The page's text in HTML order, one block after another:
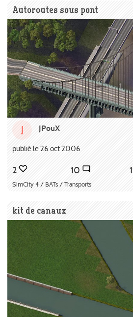
Autoroutes sous pont
J JPouX
publié le 26 oct 2006
2 10
SimCity 4 / BATs / Transports
kit de canaux